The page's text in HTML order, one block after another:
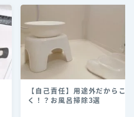
【自己責任】用途外だからこ
く！？お風呂掃除3選